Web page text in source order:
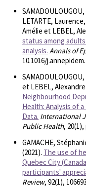
LETARTE,
Amélie et LEBEL,
status among
analysis. Annals of
10.1016/
et LEBEL, Alexandre
Neighbourhood
Health: Analysis of
Data. International
Public Health, 20(1),
GAMACHE,
(2021). The use of
Quebec City
participants'
Review, 92(1),